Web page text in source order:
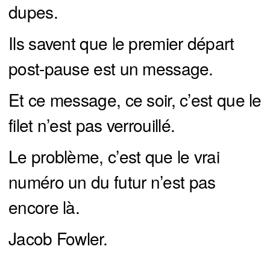
dupes.
Ils savent que le premier départ
post-pause est un message.
Et ce message, ce soir, c’est que le
filet n’est pas verrouillé.
Le problème, c’est que le vrai
numéro un du futur n’est pas
encore là.
Jacob Fowler.